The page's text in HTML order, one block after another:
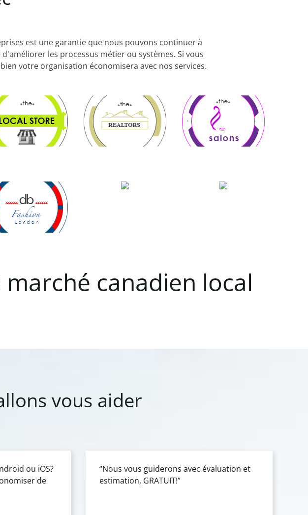
est une garantie que nous pouvons continuer à
les processus métier ou systèmes. Si vous
votre organisation économisera avec nos services.
marché canadien local
vous aider
ou iOS?
de
“Nous vous guiderons avec évaluation et
estimation, GRATUIT!”